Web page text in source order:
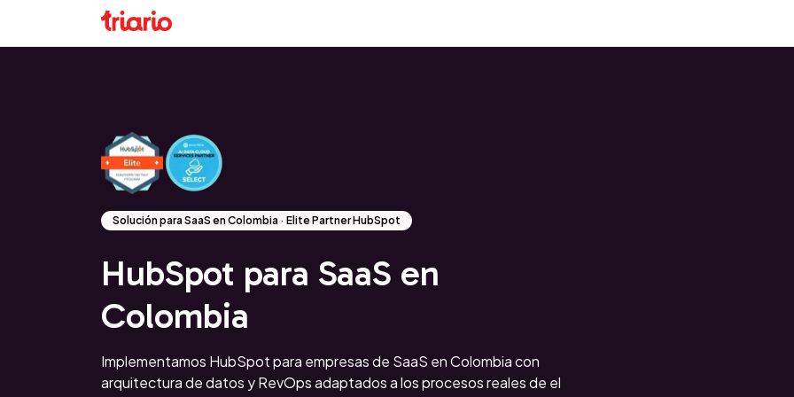
Solución para SaaS en Colombia · Elite Partner HubSpot
HubSpot para SaaS en
Colombia
Implementamos HubSpot para empresas de SaaS en Colombia con
arquitectura de datos y RevOps adaptados a los procesos reales de el